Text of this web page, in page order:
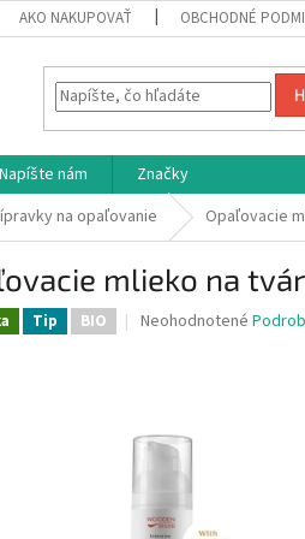
AKO NAKUPOVAŤ OBCHODNÉ
Napíšte nám
Značky
na opaľovanie Opaľovacie
mlieko na
Tip BIO
Priemerné
z
hviezdičiek.
Neohodnotené